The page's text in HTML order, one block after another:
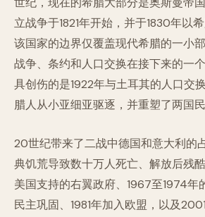
立战争于1821年开始，并于1830年以
该国家的边界仅覆盖现代希腊的一小
战争、条约和人口交换在接下来的一
具创伤的是1922年与土耳其的人口交
腊人从小亚细亚驱逐，并重塑了两国民
20世纪带来了二战中德国和意大利的
典饥荒导致数十万人死亡、解放后残
美国支持的右翼政府、1967至1974年
民主巩固、1981年加入欧盟，以及